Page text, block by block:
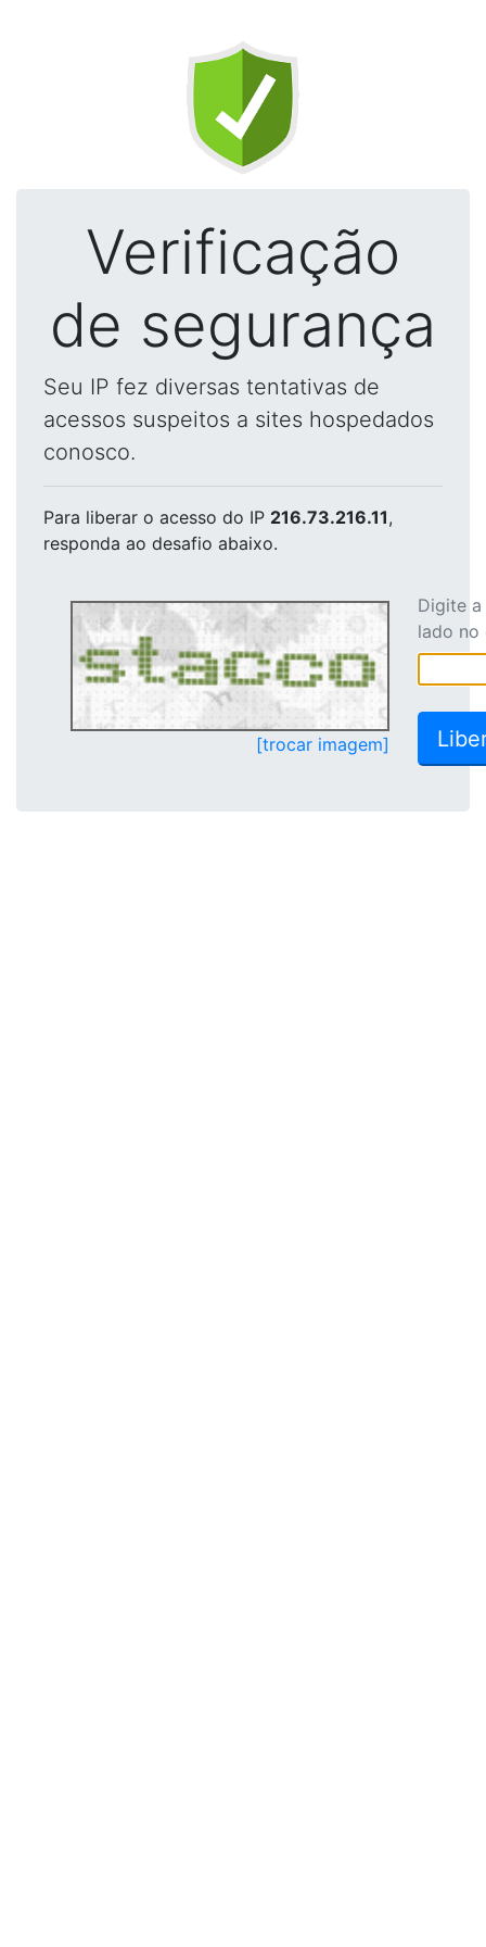
Verificação
de segurança
Seu IP fez diversas tentativas de
acessos suspeitos a sites hospedados
conosco.
Para liberar o acesso do IP 216.73.216.11,
responda ao desafio abaixo.
[trocar imagem]
Digite
lado no